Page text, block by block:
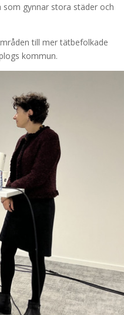
gynnar stora städer och
till mer tätbefolkade
kommun.